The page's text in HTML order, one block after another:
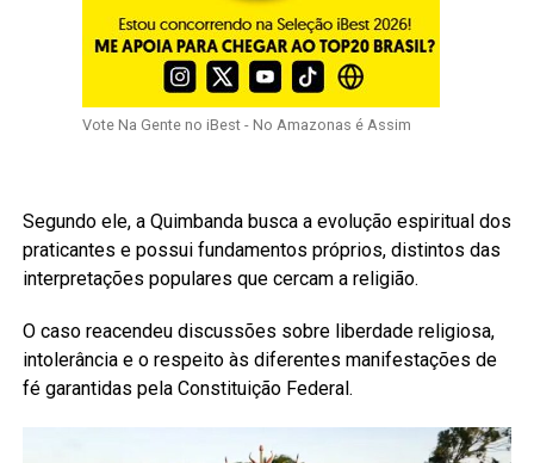
Vote Na Gente no iBest - No Amazonas é Assim
Segundo ele, a Quimbanda busca a evolução espiritual dos
praticantes e possui fundamentos próprios, distintos das
interpretações populares que cercam a religião.
O caso reacendeu discussões sobre liberdade religiosa,
intolerância e o respeito às diferentes manifestações de
fé garantidas pela Constituição Federal.